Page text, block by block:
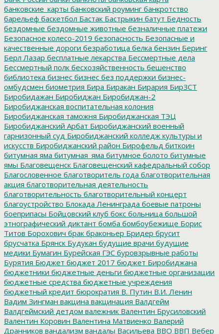
банковские_карты банковский роуминг банкротство
барельеф баскетбол Бастак Бастрыкин батут Бедность
бездомные бездомные животные безналичные платежи
Безопасное колесо-2019 безопасность Безопасные и
качественные дороги безработица белка бензин Беринг
Берл Лазар бесплатные лекарства Бессмертные дела
Бессмертный полк бесхозяйственность бешенство
библиотека бизнес бизнес без поддержки бизнес-
омбудсмен биометрия Бира Биракан Бирария БирЗСТ
Биробидажан Биробиджан Биробиджан-2
Биробиджанская воспитательная колония
Биробиджанская таможня Биробиджанская ТЭЦ
Биробиджанский Арбат Биробиджанский военный
гарнизонный суд Биробиджанский колледж культуры и
искусств Биробиджанский район Бирофельд биткоин
битумная яма битумная_яма битумное болото битумные
ямы Благовещенск Благовещенский кафедральный собор
Благословенное благотворитель года благотворительная
акция благотворительная деятельность
благотворительность благотворительный концерт
благоустройство Блокада Ленинграда боевые патроны
боеприпасы Бойцовский клуб бокс больница большой
этнографический диктант бомба бомбоубежище Борис
Титов Борохович брак браконьер Бридер брусит
брусчатка Брянск Будукан будущие врачи будущие
медики Бумагин Бурейская ГЭС буровзрывные работы
Бурятия Бюджет бюджет 2017 бюджет Биробиджана
бюджетники бюджетные деньги бюджетные организации
бюджетные средства бюджетные учреждения
бюджетный кредит бюрократия В. Путин В.И. Ленин
Вадим Зингман вакцина вакцинация Валдгейм
Валдгеймский детдом валежник Валентин Брусиловский
Валентин Коровин Валентина Матвиенко Валерий
Дранников вандализм вандалы Васильева ВВО ВВП Вебер